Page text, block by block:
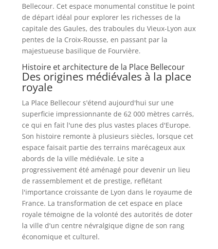
Bellecour. Cet espace monumental constitue le point
de départ idéal pour explorer les richesses de la
capitale des Gaules, des traboules du Vieux-Lyon aux
pentes de la Croix-Rousse, en passant par la
majestueuse basilique de Fourvière.
Histoire et architecture de la Place Bellecour
Des origines médiévales à la place
royale
La Place Bellecour s'étend aujourd'hui sur une
superficie impressionnante de 62 000 mètres carrés,
ce qui en fait l'une des plus vastes places d'Europe.
Son histoire remonte à plusieurs siècles, lorsque cet
espace faisait partie des terrains marécageux aux
abords de la ville médiévale. Le site a
progressivement été aménagé pour devenir un lieu
de rassemblement et de prestige, reflétant
l'importance croissante de Lyon dans le royaume de
France. La transformation de cet espace en place
royale témoigne de la volonté des autorités de doter
la ville d'un centre névralgique digne de son rang
économique et culturel.